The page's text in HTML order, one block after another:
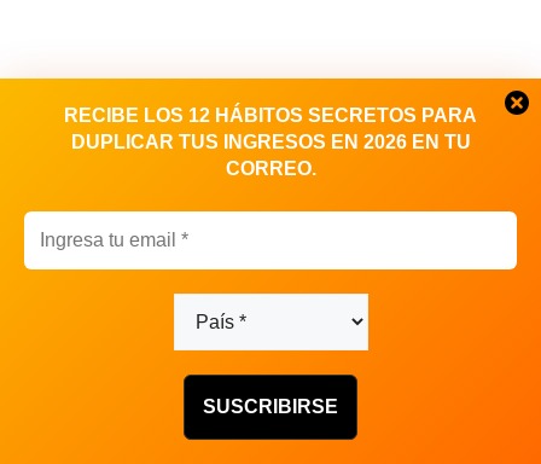
RECIBE LOS 12 HÁBITOS SECRETOS PARA
DUPLICAR TUS INGRESOS EN 2026 EN TU
CORREO.